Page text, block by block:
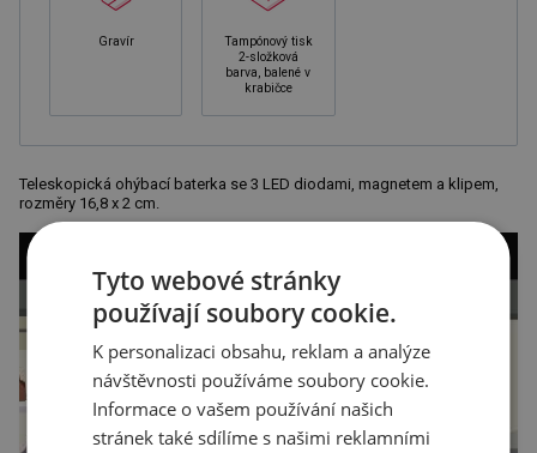
Gravír
Tampónový tisk
2-složková
barva, balené v
krabičce
Teleskopická ohýbací baterka se 3 LED diodami, magnetem a klipem,
rozměry 16,8 x 2 cm.
Tyto webové stránky
používají soubory cookie.
K personalizaci obsahu, reklam a analýze
návštěvnosti používáme soubory cookie.
Informace o vašem používání našich
stránek také sdílíme s našimi reklamními